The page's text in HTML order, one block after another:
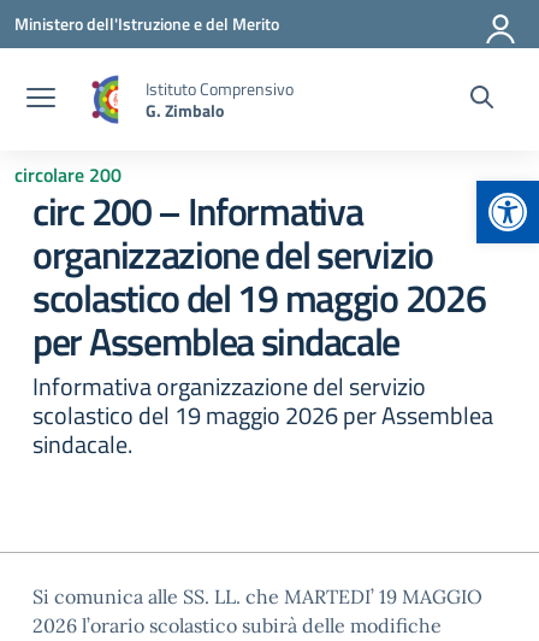
Vai ai contenuti
Vai al menu di navigazione
Vai al footer
Ministero dell'Istruzione e del Merito
Istituto Comprensivo
G. Zimbalo
circolare 200
circ 200 – Informativa
organizzazione del servizio
scolastico del 19 maggio 2026
per Assemblea sindacale
Informativa organizzazione del servizio
scolastico del 19 maggio 2026 per Assemblea
sindacale.
Si comunica alle SS. LL. che MARTEDI’ 19 MAGGIO
2026 l’orario scolastico subirà delle modifiche